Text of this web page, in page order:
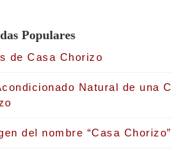
Populares
de Casa Chorizo
Natural de una
del nombre “Casa Chorizo”